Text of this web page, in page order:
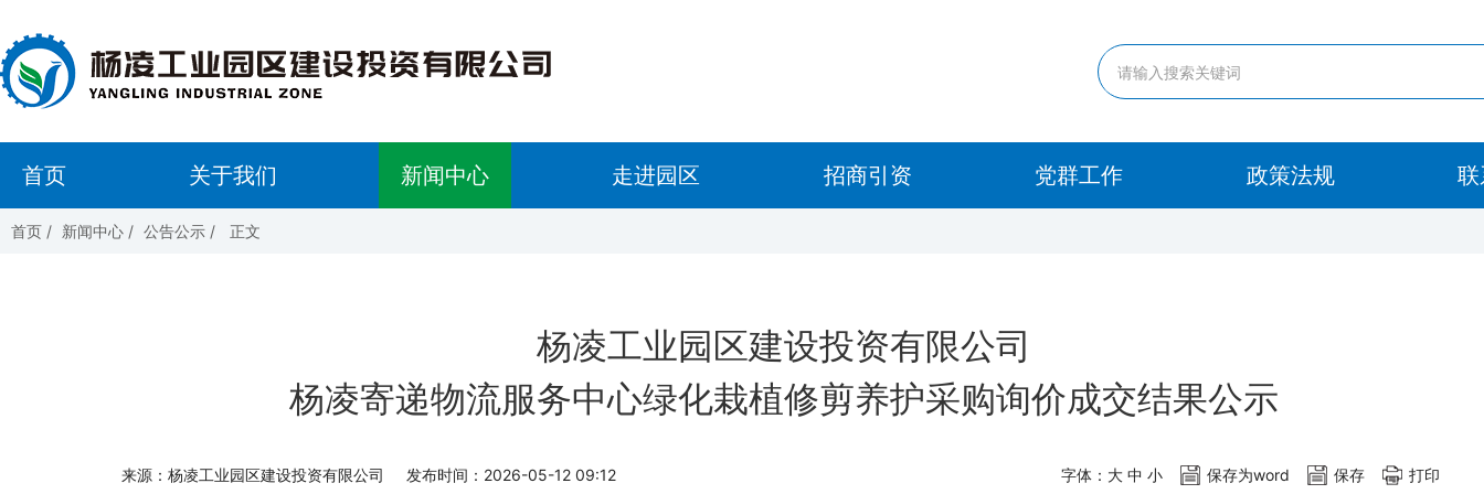
首页 关于我们 新闻中心 走进园区 招商引资 党群工作 政策法规
首页 / 新闻中心 / 公告公示 / 正文
杨凌工业园区建设投资有限公司
杨凌寄递物流服务中心绿化栽植修剪养护采购询价成交结果公示
来源：杨凌工业园区建设投资有限公司 发布时间：2026-05-12 09:12 打印
保存
保存为word
字体： 大 中 小